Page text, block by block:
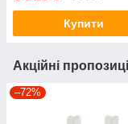
Купити
Акційні
–72%